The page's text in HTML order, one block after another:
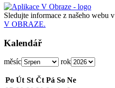
Sledujte informace z našeho webu v
V OBRAZE.
Kalendář
měsíc rok
Po Út St Čt Pá So Ne